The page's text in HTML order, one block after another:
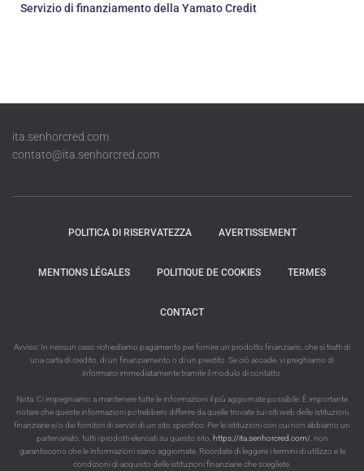
Servizio di finanziamento della Yamato Credit
ita.senhorcred.com
contato@ita.senhorcred.com
POLITICA DI RISERVATEZZA AVERTISSEMENT
MENTIONS LÉGALES POLITIQUE DE COOKIES TERMES
CONTACT
Avviso: In nessun caso richiediamo pagamento per fornire un prodotto finanziario, che si tratti di
una carta di credito, di un finanziamento o di un prestito. Se ciò accade, vi preghiamo di
informarci immediatamente tramite il modulo di contatto.
Nota: Ci impegniamo a mantenere tutte le informazioni il più aggiornate possibile. È importante
notare che queste informazioni potrebbero differire da quelle trovate sui siti web delle istituzioni
finanziarie e/o dei fornitori di servizi di un sito specifico. Per le istituzioni con cui non abbiamo un
partenariato, tutti i prodotti elencati su questo sito, https://ita.senhorcred.com/, non
garantiscono che le informazioni siano aggiornate. Ricordate di leggere i termini di utilizzo e le
condizioni di acquisto delle istituzioni finanziarie che scegliete.